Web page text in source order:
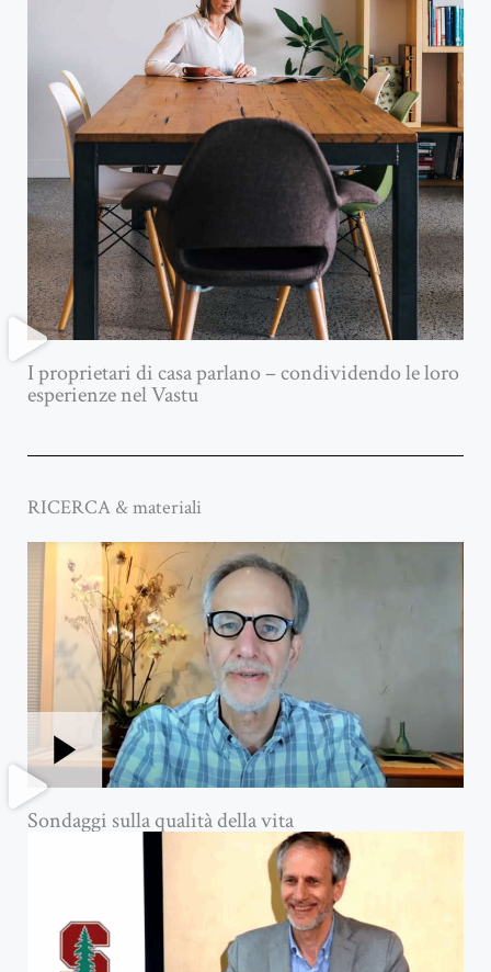
I proprietari di casa parlano – condividendo le loro
esperienze nel Vastu
RICERCA & materiali
Sondaggi sulla qualità della vita